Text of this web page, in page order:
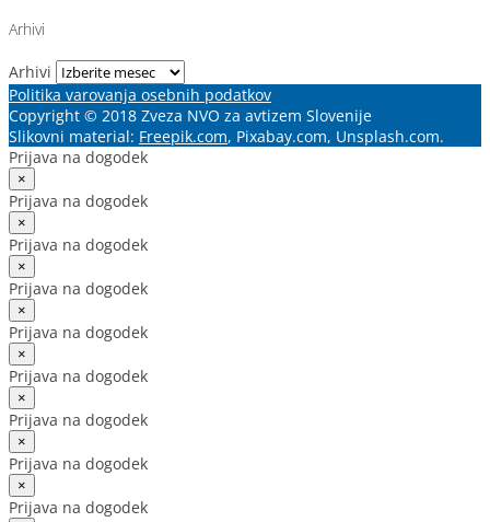
Arhivi
Arhivi
Politika varovanja osebnih podatkov
Copyright © 2018 Zveza NVO za avtizem Slovenije
Slikovni material: Freepik.com, Pixabay.com, Unsplash.com.
Prijava na dogodek
×
Prijava na dogodek
×
Prijava na dogodek
×
Prijava na dogodek
×
Prijava na dogodek
×
Prijava na dogodek
×
Prijava na dogodek
×
Prijava na dogodek
×
Prijava na dogodek